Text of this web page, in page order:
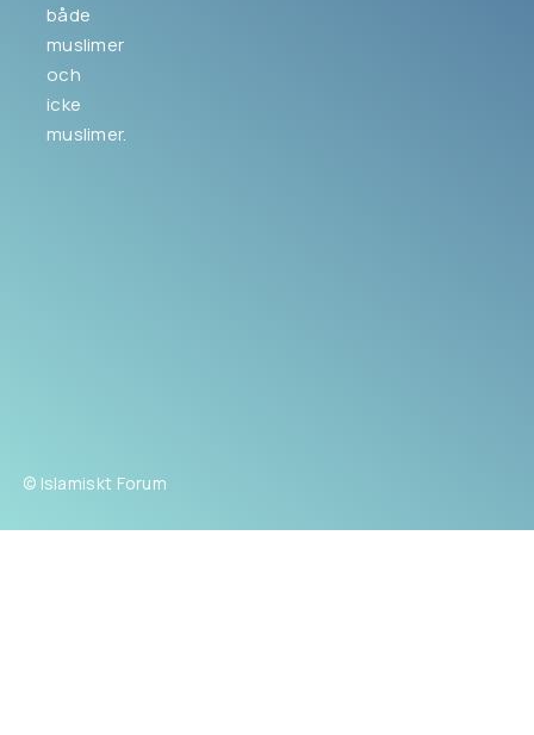
både
muslimer
och
icke
muslimer.
© Islamiskt Forum